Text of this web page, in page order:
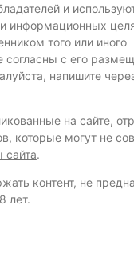
и
информационных
того или иного
согласны с его
напишите
на сайте,
которые могут не
сайта.
контент, не
лет.